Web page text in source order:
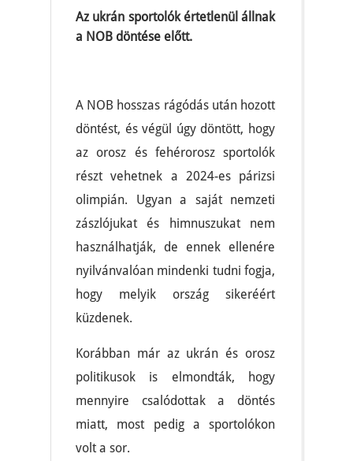
Az ukrán sportolók értetlenül állnak
a NOB döntése előtt.
A NOB hosszas rágódás után hozott
döntést, és végül úgy döntött, hogy
az orosz és fehérorosz sportolók
részt vehetnek a 2024-es párizsi
olimpián. Ugyan a saját nemzeti
zászlójukat és himnuszukat nem
használhatják, de ennek ellenére
nyilvánvalóan mindenki tudni fogja,
hogy melyik ország sikeréért
küzdenek.
Korábban már az ukrán és orosz
politikusok is elmondták, hogy
mennyire csalódottak a döntés
miatt, most pedig a sportolókon
volt a sor.